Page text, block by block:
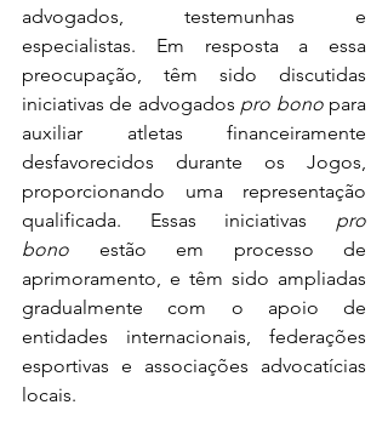
advogados, testemunhas e
especialistas. Em resposta a essa
preocupação, têm sido discutidas
iniciativas de advogados pro bono para
auxiliar atletas financeiramente
desfavorecidos durante os Jogos,
proporcionando uma representação
qualificada. Essas iniciativas pro
bono estão em processo de
aprimoramento, e têm sido ampliadas
gradualmente com o apoio de
entidades internacionais, federações
esportivas e associações advocatícias
locais.